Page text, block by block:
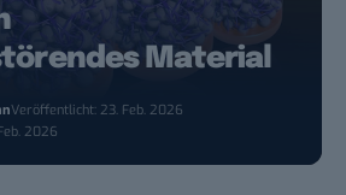
Material
Veröffentlicht: 23. Feb. 2026
2026